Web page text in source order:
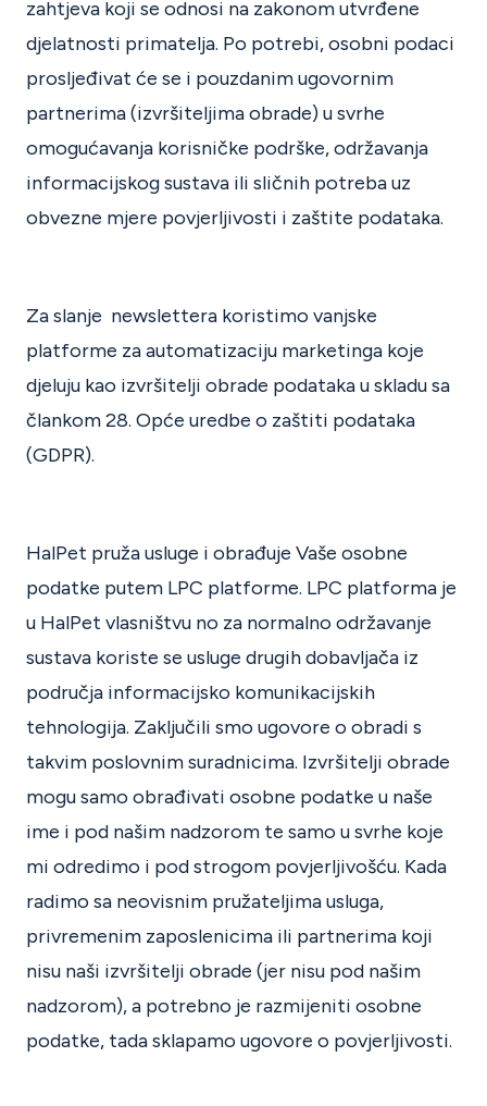
zahtjeva koji se odnosi na zakonom utvrđene
djelatnosti primatelja. Po potrebi, osobni podaci
prosljeđivat će se i pouzdanim ugovornim
partnerima (izvršiteljima obrade) u svrhe
omogućavanja korisničke podrške, održavanja
informacijskog sustava ili sličnih potreba uz
obvezne mjere povjerljivosti i zaštite podataka.
Za slanje newslettera koristimo vanjske
platforme za automatizaciju marketinga koje
djeluju kao izvršitelji obrade podataka u skladu sa
člankom 28. Opće uredbe o zaštiti podataka
(GDPR).
HalPet pruža usluge i obrađuje Vaše osobne
podatke putem LPC platforme. LPC platforma je
u HalPet vlasništvu no za normalno održavanje
sustava koriste se usluge drugih dobavljača iz
područja informacijsko komunikacijskih
tehnologija. Zaključili smo ugovore o obradi s
takvim poslovnim suradnicima. Izvršitelji obrade
mogu samo obrađivati osobne podatke u naše
ime i pod našim nadzorom te samo u svrhe koje
mi odredimo i pod strogom povjerljivošću. Kada
radimo sa neovisnim pružateljima usluga,
privremenim zaposlenicima ili partnerima koji
nisu naši izvršitelji obrade (jer nisu pod našim
nadzorom), a potrebno je razmijeniti osobne
podatke, tada sklapamo ugovore o povjerljivosti.